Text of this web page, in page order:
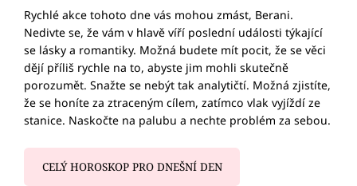
Rychlé akce tohoto dne vás mohou zmást, Berani.
Nedivte se, že vám v hlavě víří poslední události týkající
se lásky a romantiky. Možná budete mít pocit, že se věci
dějí příliš rychle na to, abyste jim mohli skutečně
porozumět. Snažte se nebýt tak analytičtí. Možná zjistíte,
že se honíte za ztraceným cílem, zatímco vlak vyjíždí ze
stanice. Naskočte na palubu a nechte problém za sebou.
CELÝ HOROSKOP PRO DNEŠNÍ DEN